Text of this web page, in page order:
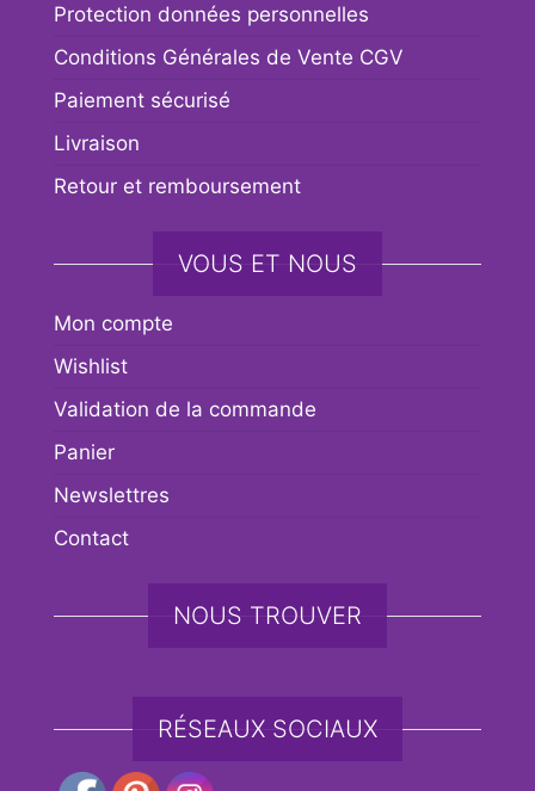
Protection données personnelles
Conditions Générales de Vente CGV
Paiement sécurisé
Livraison
Retour et remboursement
VOUS ET NOUS
Mon compte
Wishlist
Validation de la commande
Panier
Newslettres
Contact
NOUS TROUVER
RÉSEAUX SOCIAUX